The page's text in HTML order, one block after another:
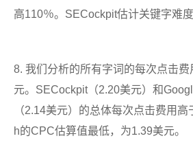
高110％。SECockpit估计关键字难
8. 我们分析的所有字词的每次点击
元。SECockpit（2.20美元）和
（2.14美元）的总体每次点击费用
h的CPC估算值最低，为1.39美元。